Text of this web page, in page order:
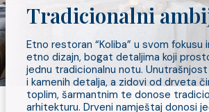
Tradicionalni
Etno restoran “Koliba” u svom fokusu
etno dizajn, bogat detaljima koji
jednu tradicionalnu notu.
i kamenih detalja, a zidovi od drveta
toplim, šarmantnim te donose
arhitekturu. Drveni namještaj donosi